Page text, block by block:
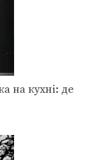
на кухні: де